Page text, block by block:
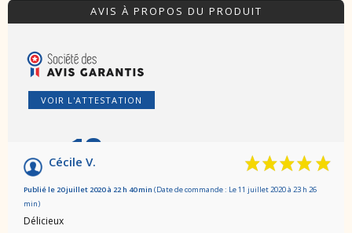
AVIS À PROPOS DU PRODUIT
VOIR L'ATTESTATION
10
Basé sur 1 avis
Cécile V.
Publié le 20 juillet 2020 à 22 h 40 min (Date de commande : Le 11 juillet 2020 à 23 h 26
min)
Délicieux